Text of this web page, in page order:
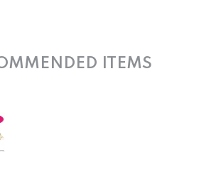
ITEMS